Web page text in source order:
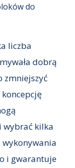
do
liczba
dobrą
zmniejszyć
wybrać kilka
i gwarantuje